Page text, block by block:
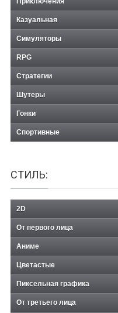
Liftoff:
Казуальная
Симуляторы
RPG
Стратегии
Шутеры
Гонки
Спортивные
СТИЛЬ:
2D
От первого лица
Аниме
Цветастые
Пиксельная графика
От третьего лица